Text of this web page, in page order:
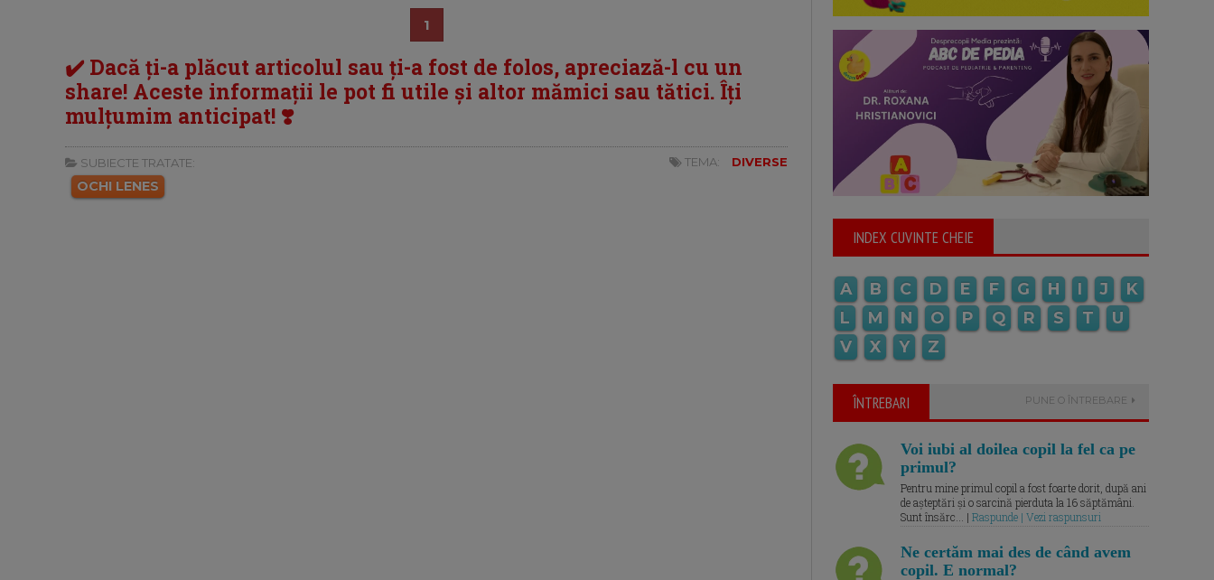
1
✔️ Dacă ți-a plăcut articolul sau ți-a fost de folos, apreciază-l cu un
share! Aceste informații le pot fi utile și altor mămici sau tătici. Îți
mulțumim anticipat! ❣️
SUBIECTE TRATATE:
OCHI LENES
TEMA: DIVERSE
INDEX CUVINTE CHEIE
A B C D E F G H I J
K
L
M N O P Q R S T
U
V
X Y Z
ÎNTREBARI PUNE O ÎNTREBARE
Voi iubi al doilea copil la fel ca pe
primul?
Pentru mine primul copil a fost foarte dorit, după ani
de așteptări și o sarcină pierduta la 16 săptămâni.
Sunt însărc... | Raspunde | Vezi raspunsuri
Ne certăm mai des de când avem
copil. E normal?